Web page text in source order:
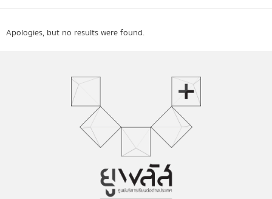
Apologies, but no results were found.